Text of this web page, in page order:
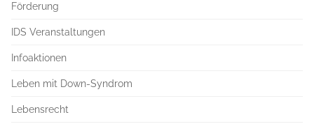
Förderung
IDS Veranstaltungen
Infoaktionen
Leben mit Down-Syndrom
Lebensrecht